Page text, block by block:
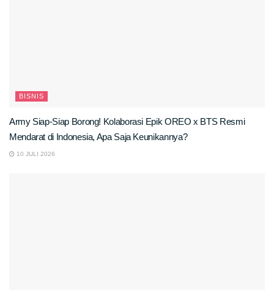
BISNIS
Army Siap-Siap Borong! Kolaborasi Epik OREO x BTS Resmi
Mendarat di Indonesia, Apa Saja Keunikannya?
10 JULI 2026